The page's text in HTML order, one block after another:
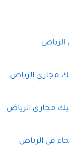
مجاري الرياض
مجاري الرياض
فى الرياض